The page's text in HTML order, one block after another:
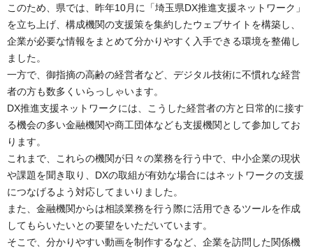
このため、県では、昨年10月に「埼玉県DX推進支援ネットワーク」
を立ち上げ、構成機関の支援策を集約したウェブサイトを構築し、
企業が必要な情報をまとめて分かりやすく入手できる環境を整備し
ました。
一方で、御指摘の高齢の経営者など、デジタル技術に不慣れな経営
者の方も数多くいらっしゃいます。
DX推進支援ネットワークには、こうした経営者の方と日常的に接す
る機会の多い金融機関や商工団体なども支援機関として参加してお
ります。
これまで、これらの機関が日々の業務を行う中で、中小企業の現状
や課題を聞き取り、DXの取組が有効な場合にはネットワークの支援
につなげるよう対応してまいりました。
また、金融機関からは相談業務を行う際に活用できるツールを作成
してもらいたいとの要望をいただいています。
そこで、分かりやすい動画を制作するなど、企業を訪問した関係機